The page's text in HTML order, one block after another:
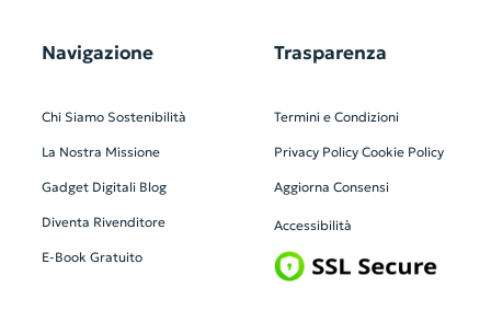
Navigazione
Chi Siamo Sostenibilità
La Nostra Missione
Gadget Digitali Blog
Diventa Rivenditore
E-Book Gratuito
Trasparenza
Termini e Condizioni
Privacy Policy Cookie Policy
Aggiorna Consensi
Accessibilità